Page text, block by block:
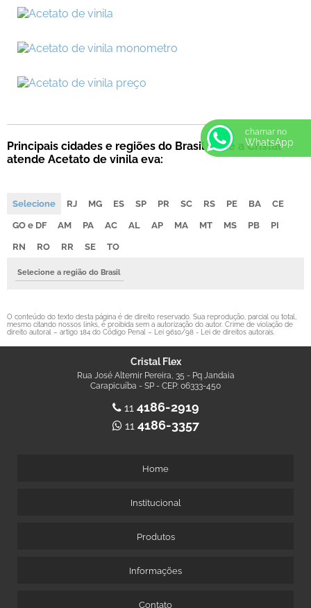
Principais cidades e regiões do Brasil onde a Cristal
atende Acetato de vinila eva:
Selecione RJ MG ES SP PR SC RS PE BA CE
GO e DF AM PA AC AL AP MA MT MS PB PI
RN RO RR SE TO
Selecione a região do Brasil
O conteúdo do texto desta página é de direito reservado. Sua reprodução, parcial ou total,
mesmo citando nossos links, é proibida sem a autorização do autor. Crime de violação de
direito autoral – artigo 184 do Código Penal – Lei 9610/98 - Lei de direitos autorais.
Cristal Flex
Rua José Altemir Pereira, 35 - Pq Jandaia
Carapicuíba - SP - CEP: 06333-450
11 4186-2919
11 4186-3357
Home
Institucional
Produtos
Informações
Contato
chamar no
WhatsApp